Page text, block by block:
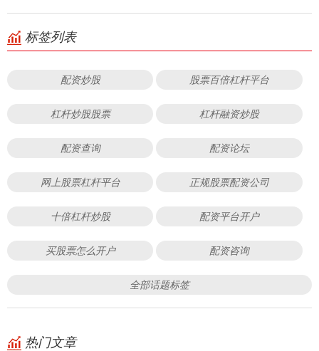
标签列表
配资炒股 股票百倍杠杆平台
杠杆炒股股票 杠杆融资炒股
配资查询 配资论坛
网上股票杠杆平台 正规股票配资公司
十倍杠杆炒股 配资平台开户
买股票怎么开户 配资咨询
全部话题标签
热门文章